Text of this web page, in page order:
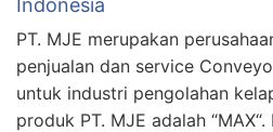
Indonesia
PT. MJE merupakan
penjualan dan service
untuk industri pengolahan
produk PT. MJE adalah